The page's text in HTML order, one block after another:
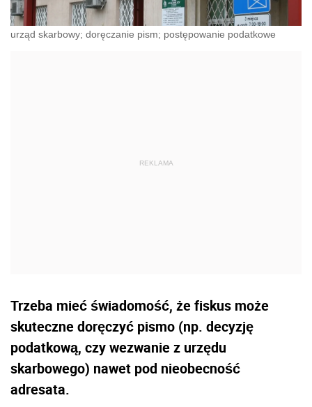
urząd skarbowy; doręczanie pism; postępowanie podatkowe
Trzeba mieć świadomość, że fiskus może
skuteczne doręczyć pismo (np. decyzję
podatkową, czy wezwanie z urzędu
skarbowego) nawet pod nieobecność
adresata.